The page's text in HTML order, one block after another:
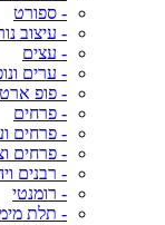
- ספורט
- עיצוב
- עצים
- ערים
- פופ ארט
- פרחים
- פרחים
- פרחים
- רבנים
- רומנטי
- תלת